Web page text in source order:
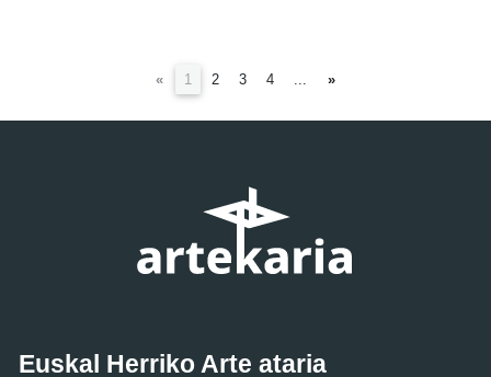
« 1 (current)
2 3 4 »
Euskal Herriko Arte ataria